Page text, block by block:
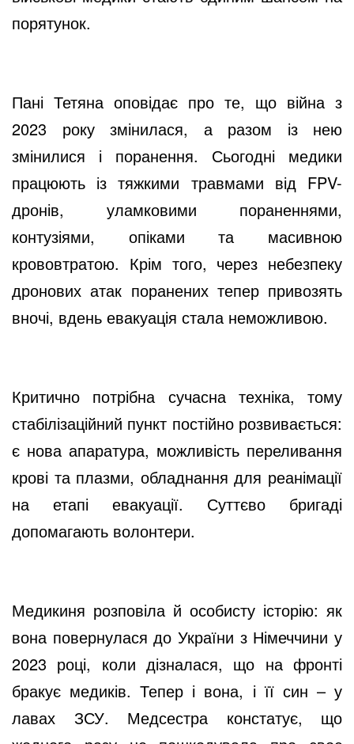
порятунок.
Пані Тетяна оповідає про те, що війна з
2023 року змінилася, а разом із нею
змінилися і поранення. Сьогодні медики
працюють із тяжкими травмами від FPV-
дронів, уламковими пораненнями,
контузіями, опіками та масивною
крововтратою. Крім того, через небезпеку
дронових атак поранених тепер привозять
вночі, вдень евакуація стала неможливою.
Критично потрібна сучасна техніка, тому
стабілізаційний пункт постійно розвивається:
є нова апаратура, можливість переливання
крові та плазми, обладнання для реанімації
на етапі евакуації. Суттєво бригаді
допомагають волонтери.
Медикиня розповіла й особисту історію: як
вона повернулася до України з Німеччини у
2023 році, коли дізналася, що на фронті
бракує медиків. Тепер і вона, і її син – у
лавах ЗСУ. Медсестра констатує, що